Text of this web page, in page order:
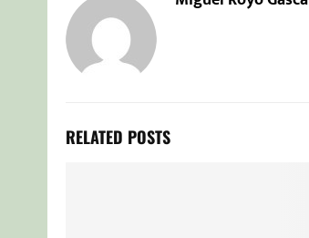
RELATED POSTS